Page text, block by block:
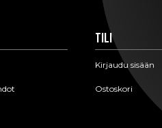
Tili
Kirjaudu sisään
Ostoskori